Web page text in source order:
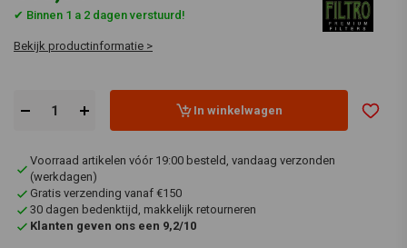
✔ Binnen 1 a 2 dagen verstuurd!
Bekijk productinformatie >
In winkelwagen
Voorraad artikelen vóór 19:00 besteld, vandaag verzonden
(werkdagen)
Gratis verzending vanaf €150
30 dagen bedenktijd, makkelijk retourneren
Klanten geven ons een 9,2/10